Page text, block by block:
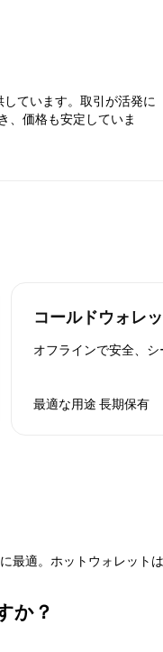
ています。取引が活発に
、価格も安定していま
コールドウォレ
オフラインで安全、シ
最適な用途 長期保有
適。ホットウォレット
か？